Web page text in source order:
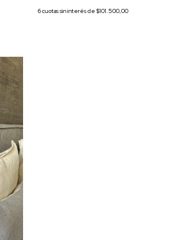
6cuotas sin interés de $101.500,00